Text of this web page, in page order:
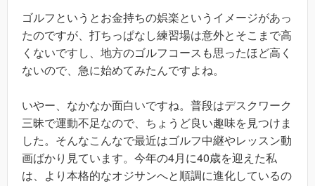
ゴルフというとお金持ちの娯楽というイメージがあっ
たのですが、打ちっぱなし練習場は意外とそこまで高
くないですし、地方のゴルフコースも思ったほど高く
ないので、急に始めてみたんですよね。
いやー、なかなか面白いですね。普段はデスクワーク
三昧で運動不足なので、ちょうど良い趣味を見つけま
した。そんなこんなで最近はゴルフ中継やレッスン動
画ばかり見ています。今年の4月に40歳を迎えた私
は、より本格的なオジサンへと順調に進化しているの